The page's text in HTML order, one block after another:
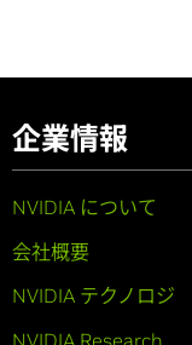
企業情報
NVIDIA について
会社概要
NVIDIA テクノロジ
NVIDIA Research